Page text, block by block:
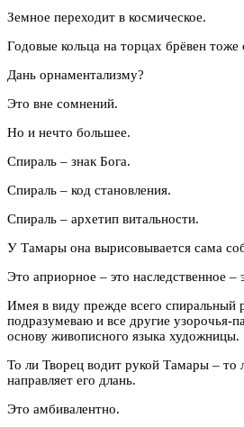
Земное переходит в космическое.
Годовые кольца на торцах брёвен тоже
Дань орнаментализму?
Это вне сомнений.
Но и нечто большее.
Спираль – знак Бога.
Спираль – код становления.
Спираль – архетип витальности.
У Тамары она вырисовывается сама
Это априорное – это наследственное
Имея в виду прежде всего спиральный
подразумеваю и все другие узорочья-
основу живописного языка художницы.
То ли Творец водит рукой Тамары – то
направляет его длань.
Это амбивалентно.